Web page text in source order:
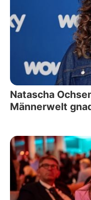
Natascha
Männerwelt